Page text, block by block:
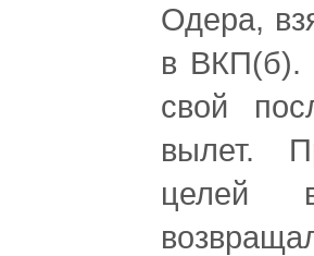
Одера,
в ВКП(б).
свой
вылет.
целей